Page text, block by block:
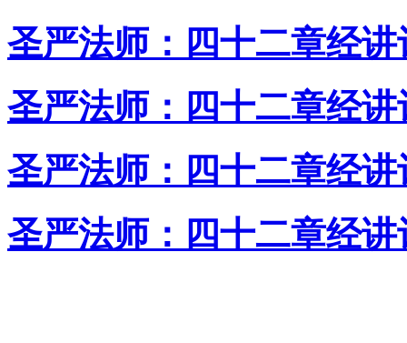
圣严法师：四十二章经
圣严法师：四十二章经
圣严法师：四十二章经
圣严法师：四十二章经